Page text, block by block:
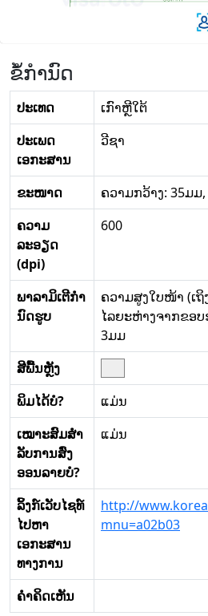
ຂໍ້ກໍານົດ
ປະເທດ
ເກົາ​ຫຼີ​ໃຕ້
ປະເພດ
ເອກະສານ
ວີຊາ
ຂະໜາດ
ຄວາມກວ້າງ: 35ມມ
ຄວາມ
ລະອຽດ
(dpi)
600
ພາລາມິເຕີກໍາ
ນົດຮູບ
ຄວາມສູງໃບໜ້າ (ເ
ໄລຍະຫ່າງຈາກຂອບ
3ມມ
ສີພື້ນຫຼັງ
ພິມໄດ້ບໍ?
ແມ່ນ
ເໝາະສົມສໍາ
ລັບການສົ່ງ
ອອນລາຍບໍ?
ແມ່ນ
ລິ້ງກ໌ເວັບໄຊທ໌
ໄປຫາ
ເອກະສານ
ທາງການ
http://
mnu=a02b03
ຄໍາຄິດເຫັນ